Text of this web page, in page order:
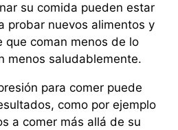
su comida pueden estar
probar nuevos alimentos y
que coman menos de lo
menos saludablemente.
para comer puede
como por ejemplo
a comer más allá de su